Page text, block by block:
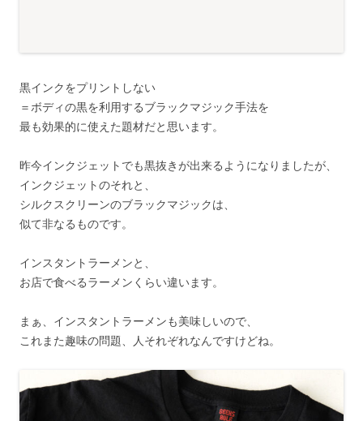
黒インクをプリントしない
＝ボディの黒を利用するブラックマジック手法を
最も効果的に使えた題材だと思います。
昨今インクジェットでも黒抜きが出来るようになりましたが、
インクジェットのそれと、
シルクスクリーンのブラックマジックは、
似て非なるものです。
インスタントラーメンと、
お店で食べるラーメンくらい違います。
まぁ、インスタントラーメンも美味しいので、
これまた趣味の問題、人それぞれなんですけどね。